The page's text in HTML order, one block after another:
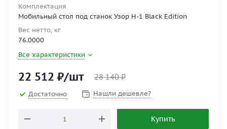
Комплектация
Мобильный стол под станок Узор Н-1 Black Edition
Вес нетто, кг
76.0000
Все характеристики
22 512 ₽/шт 28 140₽
Достаточно Нашли дешевле?
Купить